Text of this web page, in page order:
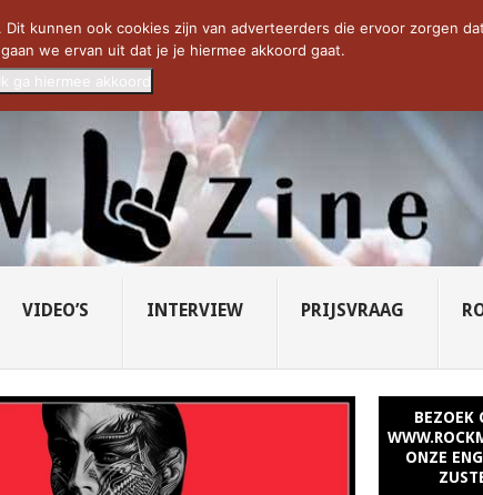
– U... SAVATAGE KOMT TERUG IN 0... CD VAN DE WEEK:
VIDEO’S INTERVIEW PRIJSVRAAG
BEZOEK
ONZE
kunnen ook cookies zijn van adverteerders die ervoor zorgen
we ervan uit dat je je hiermee akkoord gaat.
Ik ga hiermee akkoord